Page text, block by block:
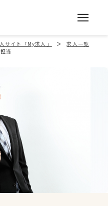
サイト「My求人」 ＞
求人一覧
当